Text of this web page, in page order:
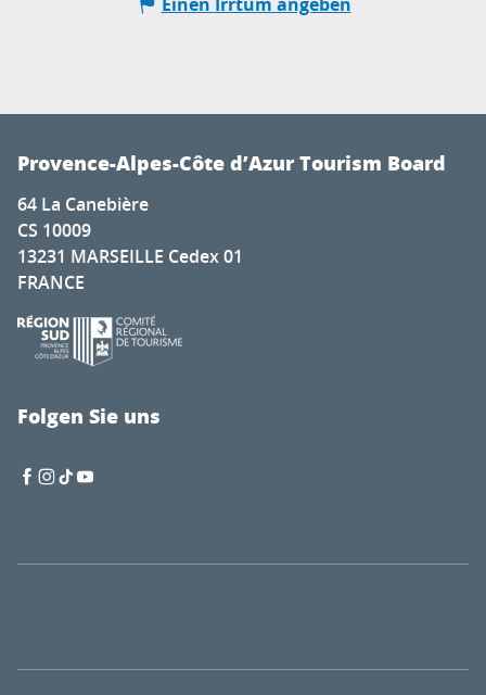
Provence-Alpes-Côte d’Azur Tourism Board
64 La Canebière
CS 10009
13231 MARSEILLE Cedex 01
FRANCE
Folgen Sie uns